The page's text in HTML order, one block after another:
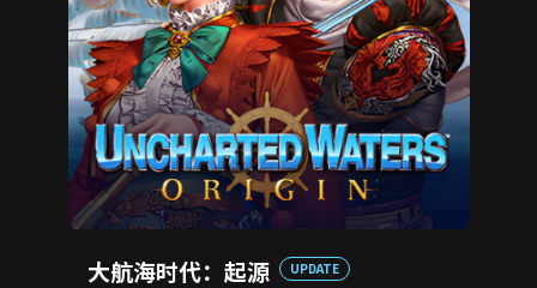
大航海时代：起源 UPDATE